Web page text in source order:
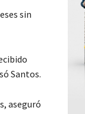
sin
Santos.
aseguró